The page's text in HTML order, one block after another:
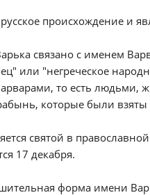
происхождение и
связано с именем
или "негреческое
то есть
которые были
святой в
17 декабря.
форма имени